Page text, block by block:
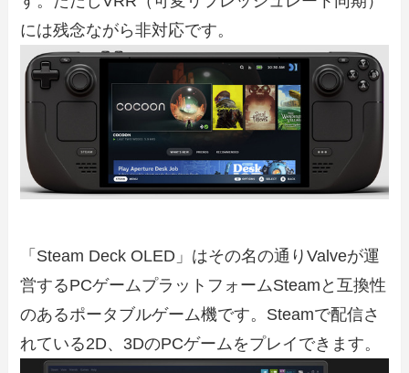
には残念ながら非対応です。
「Steam Deck OLED」はその名の通りValveが運
営するPCゲームプラットフォームSteamと互換性
のあるポータブルゲーム機です。Steamで配信さ
れている2D、3DのPCゲームをプレイできます。